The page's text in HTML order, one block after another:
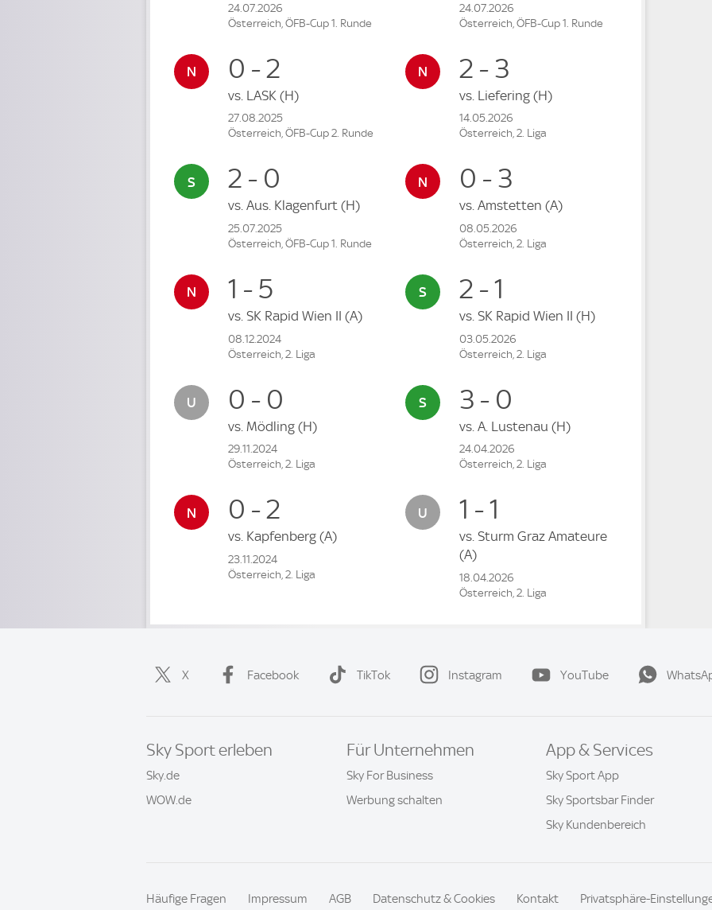
24.07.2026
Österreich, ÖFB-Cup 1. Runde
0 - 2
vs. LASK (H)
27.08.2025
Österreich, ÖFB-Cup 2. Runde
2 - 0
vs. Aus. Klagenfurt (H)
25.07.2025
Österreich, ÖFB-Cup 1. Runde
1 - 5
vs. SK Rapid Wien II (A)
08.12.2024
Österreich, 2. Liga
0 - 0
vs. Mödling (H)
29.11.2024
Österreich, 2. Liga
0 - 2
vs. Kapfenberg (A)
23.11.2024
Österreich, 2. Liga
24.07.2026
Österreich, ÖFB-Cup 1. Runde
2 - 3
vs. Liefering (H)
14.05.2026
Österreich, 2. Liga
0 - 3
vs. Amstetten (A)
08.05.2026
Österreich, 2. Liga
2 - 1
vs. SK Rapid Wien II (H)
03.05.2026
Österreich, 2. Liga
3 - 0
vs. A. Lustenau (H)
24.04.2026
Österreich, 2. Liga
1 - 1
vs. Sturm Graz Amateure
(A)
18.04.2026
Österreich, 2. Liga
X Facebook TikTok Instagram YouTube
Sky Sport erleben
Sky.de
WOW.de
Für Unternehmen
Sky For Business
Werbung schalten
App & Services
Sky Sport App
Sky Sportsbar Finder
Sky Kundenbereich
Häufige Fragen Impressum AGB Datenschutz & Cookies Kontakt Privatsphäre-